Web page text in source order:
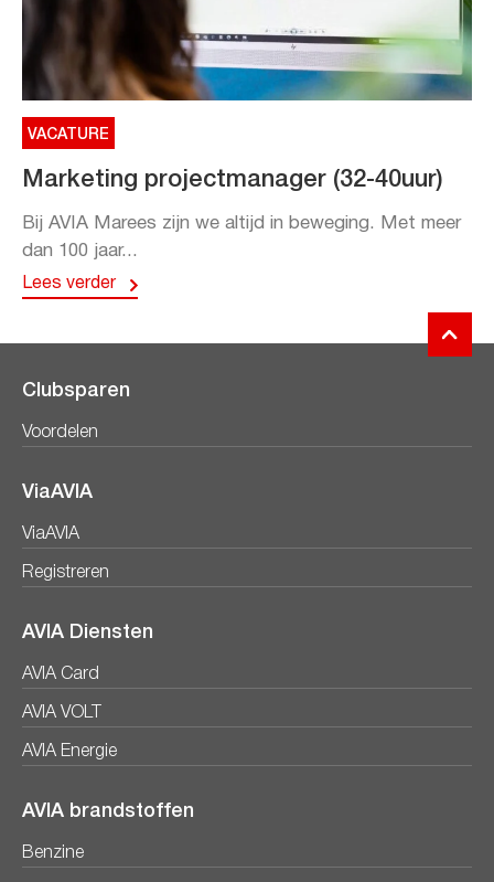
VACATURE
Marketing projectmanager (32-40uur)
Bij AVIA Marees zijn we altijd in beweging. Met meer
dan 100 jaar...
Lees verder
Clubsparen
Voordelen
ViaAVIA
ViaAVIA
Registreren
AVIA Diensten
AVIA Card
AVIA VOLT
AVIA Energie
AVIA brandstoffen
Benzine